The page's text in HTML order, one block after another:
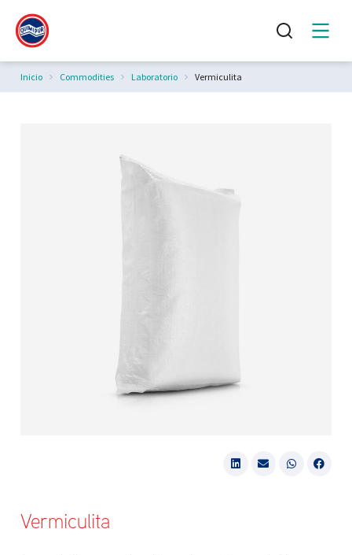
Estás aquí:
Inicio Commodities Laboratorio Vermiculita
Vermiculita